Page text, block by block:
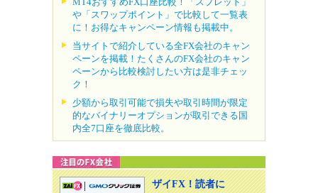
や「スワップポイント」で比較して一覧表
に！お得なキャンペーン情報も掲載中。
当サイトで紹介している全FX会社のキャン
ペーンを掲載！たくさんのFX会社のキャン
ペーンから比較検討したい方は是非チェッ
ク！
少額から取引可能で損失や取引時間が限定
的なバイナリーオプションが取引できる国
内全7口座を徹底比較。
ザイFX！読者に